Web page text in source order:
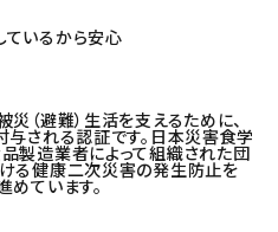
いるから安心
（避難）生活を支えるために、
与される認証です。日本災害食学
製造業者によって組織された団
る健康二次災害の発生防止を
めています。